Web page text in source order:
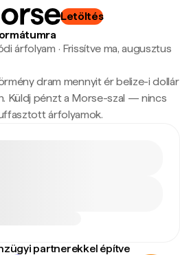
Letöltés
árfolyam · Frissítve ma, augusztus
dram mennyit ér belize-i dollár
Küldj pénzt a Morse-szal — nincs
árfolyamok.
partnerekkel építve